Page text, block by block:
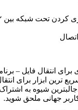
ترین ابزار برای
شیوه به